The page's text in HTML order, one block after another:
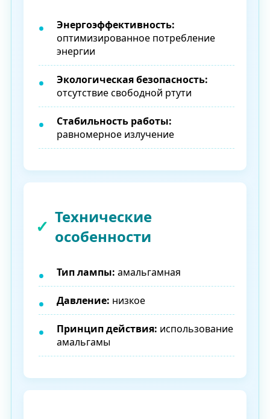
Энергоэффективность:
оптимизированное потребление
энергии
Экологическая безопасность:
отсутствие свободной ртути
Стабильность работы:
равномерное излучение
Технические
особенности
Тип лампы: амальгамная
Давление: низкое
Принцип действия: использование
амальгамы